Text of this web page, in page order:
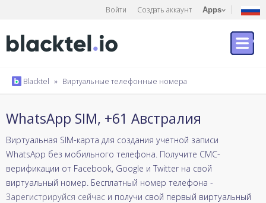
Войти Создать аккаунт Apps
Blacktel » Виртуальные телефонные номера
WhatsApp SIM, +61 Австралия
Виртуальная SIM-карта для создания учетной записи
WhatsApp без мобильного телефона. Получите СМС-
верификации от Facebook, Google и Twitter на свой
виртуальный номер. Бесплатный номер телефона -
Зарегистрируйся сейчас и получи свой первый виртуальный